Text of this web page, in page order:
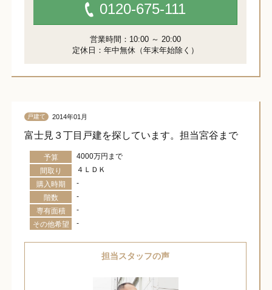
0120-675-111
営業時間：10:00 ～ 20:00
定休日：年中無休（年末年始除く）
戸建て 2014年01月
富士見３丁目戸建を探しています。担当宮谷まで
予算
4000万円まで
間取り
４ＬＤＫ
購入時期
-
階数
-
専有面積
-
その他希望
-
担当スタッフの声